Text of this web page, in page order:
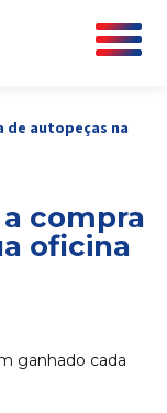
de autopeças na
compra
oficina
ganhado cada